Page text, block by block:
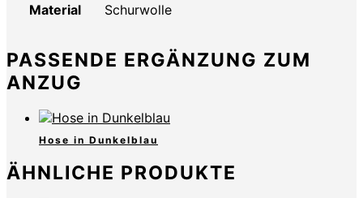
Material Schurwolle
PASSENDE ERGÄNZUNG ZUM
ANZUG
Hose in Dunkelblau
ÄHNLICHE PRODUKTE